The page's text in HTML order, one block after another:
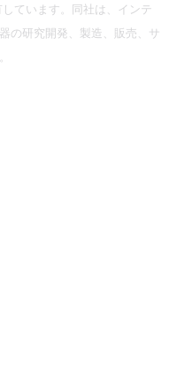
ています。同社は、インテ
の研究開発、製造、販売、サ